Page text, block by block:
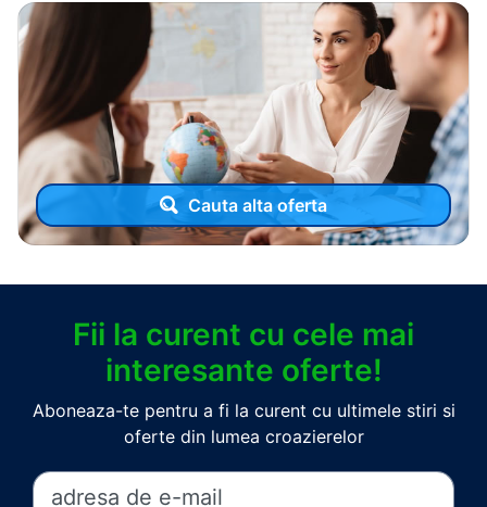
Cauta alta oferta
Fii la curent cu cele mai
interesante oferte!
Aboneaza-te pentru a fi la curent cu ultimele stiri si
oferte din lumea croazierelor